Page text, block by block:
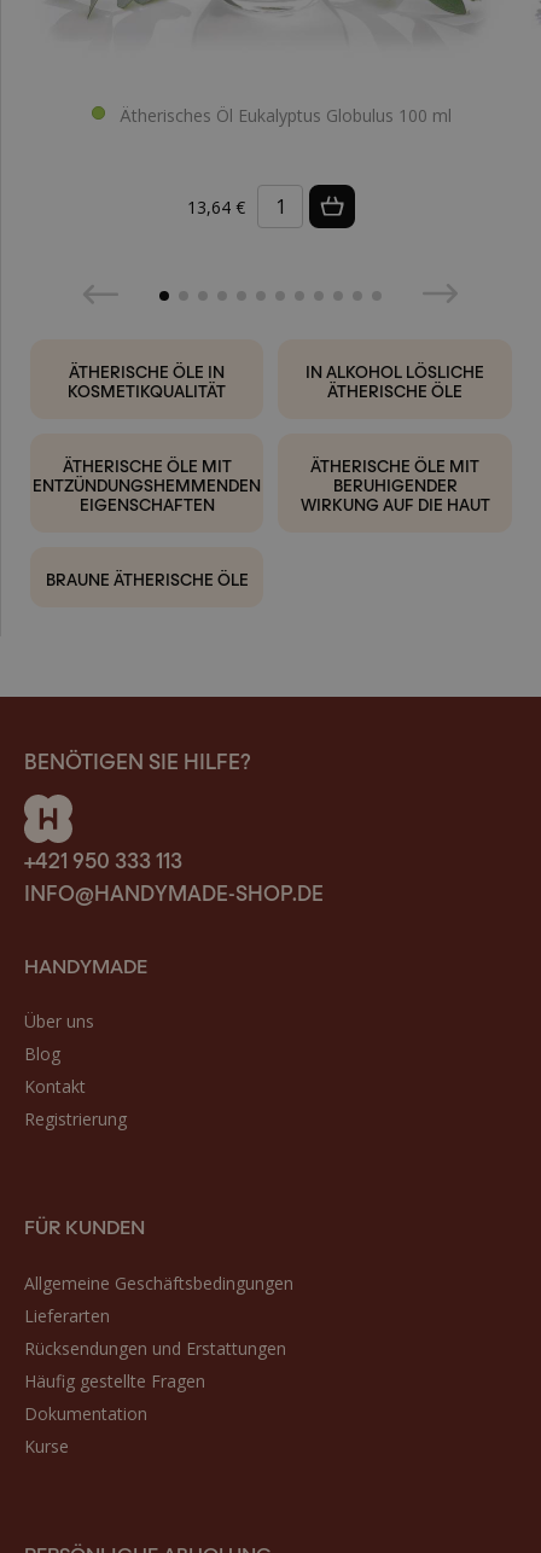
Ätherisches Öl Eukalyptus Globulus 100 ml
13,64 €
ÄTHERISCHE ÖLE IN
KOSMETIKQUALITÄT
IN ALKOHOL LÖSLICHE
ÄTHERISCHE ÖLE
ÄTHERISCHE ÖLE MIT
ENTZÜNDUNGSHEMMENDEN
EIGENSCHAFTEN
ÄTHERISCHE ÖLE MIT
BERUHIGENDER
WIRKUNG AUF DIE HAUT
BRAUNE ÄTHERISCHE ÖLE
BENÖTIGEN SIE HILFE?
+421 950 333 113
INFO@HANDYMADE-SHOP.DE
HANDYMADE
Über uns
Blog
Kontakt
Registrierung
FÜR KUNDEN
Allgemeine Geschäftsbedingungen
Lieferarten
Rücksendungen und Erstattungen
Häufig gestellte Fragen
Dokumentation
Kurse